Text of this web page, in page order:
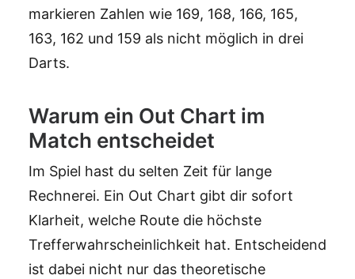
markieren Zahlen wie 169, 168, 166, 165,
163, 162 und 159 als nicht möglich in drei
Darts.
Warum ein Out Chart im
Match entscheidet
Im Spiel hast du selten Zeit für lange
Rechnerei. Ein Out Chart gibt dir sofort
Klarheit, welche Route die höchste
Trefferwahrscheinlichkeit hat. Entscheidend
ist dabei nicht nur das theoretische